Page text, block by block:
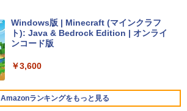
SSD インテル Core 5
￥129,800
Core i5/16GB/SSD 512GB/ホワイト) FM
VWK3E15W_AZ
Windows版 | Minecraft (マインクラフ
ト): Java & Bedrock Edition | オンライ
ンコード版
￥3,600
Amazonランキングをもっと見る